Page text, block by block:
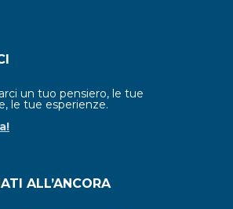
un tuo pensiero, le tue
le tue esperienze.
ALL’ANCORA